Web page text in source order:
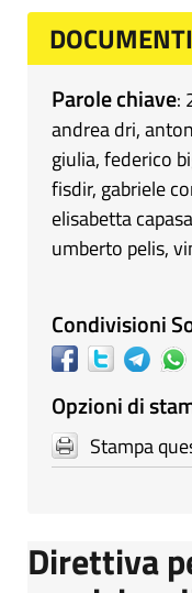
Parole chiave:
andrea dri,
giulia,federico
fisdir, gabriele
elisabetta capasa
umberto pelis,
Condivisioni
Opzioni di
Stampa
Direttiva